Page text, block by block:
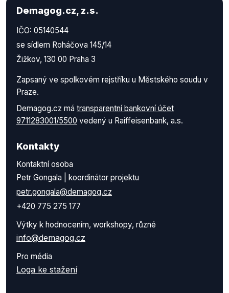
Demagog.cz, z.s.
IČO: 05140544
se sídlem Roháčova 145/14
Žižkov, 130 00 Praha 3
Zapsaný ve spolkovém rejstříku u Městského soudu v
Praze.
Demagog.cz má transparentní bankovní účet
9711283001/5500 vedený u Raiffeisenbank, a.s.
Kontakty
Kontaktní osoba
Petr Gongala | koordinátor projektu
petr.gongala@demagog.cz
+420 775 275 177
Výtky k hodnocením, workshopy, různé
info@demagog.cz
Pro média
Loga ke stažení